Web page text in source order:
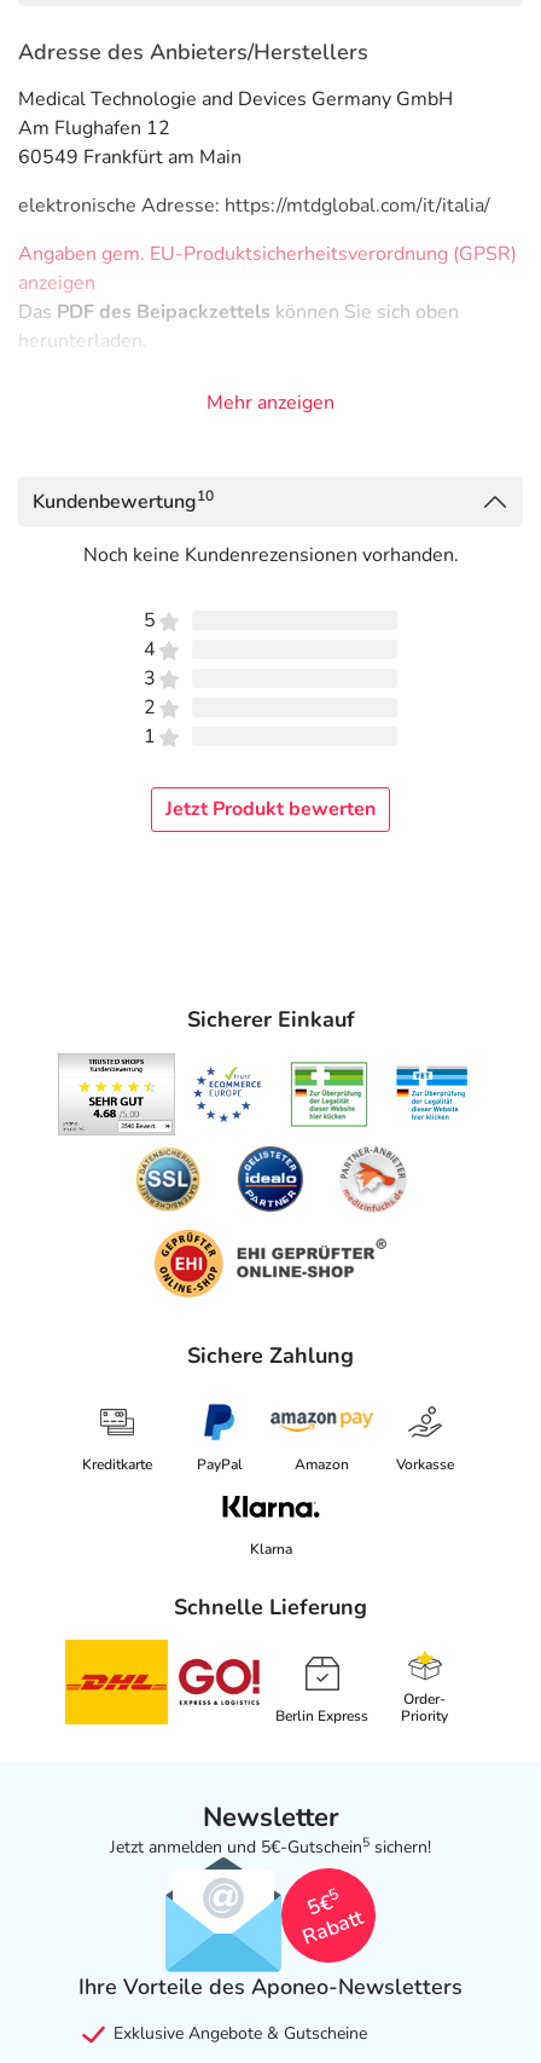
Adresse des Anbieters/Herstellers
Medical Technologie and Devices Germany GmbH
Am Flughafen 12
60549 Frankfürt am Main
elektronische Adresse: https://mtdglobal.com/it/italia/
Angaben gem. EU-Produktsicherheitsverordnung (GPSR)
anzeigen
Das PDF des Beipackzettels können Sie sich oben
herunterladen.
Mehr anzeigen
Kundenbewertung10
Noch keine Kundenrezensionen vorhanden.
5
4
3
2
1
Jetzt Produkt bewerten
Sicherer Einkauf
Sichere Zahlung
Kreditkarte PayPal Amazon Vorkasse
Klarna
Schnelle Lieferung
Berlin Express
Order-
Priority
Newsletter
Jetzt anmelden und 5€-Gutschein5 sichern!
5€
5
Rabatt
Ihre Vorteile des Aponeo-Newsletters
Exklusive Angebote & Gutscheine